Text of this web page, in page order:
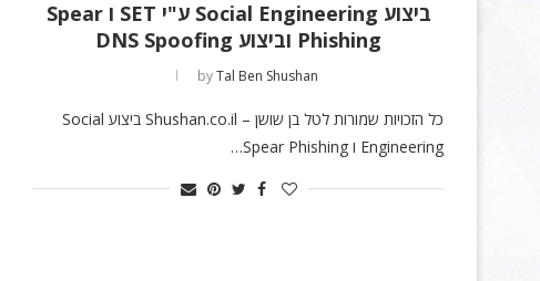
ביצוע Social Engineering ע"י SET ו Spear
Phishing וביצוע DNS Spoofing
byTal Ben Shushan
כל הזכויות שמורות לטל בן שושן – Shushan.co.il ביצוע Social
Engineering ו Spear Phishing…